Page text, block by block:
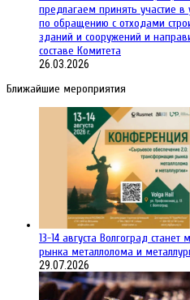
предлагаем принять участие
по обращению с отходами
зданий и сооружений и
составе Комитета
26.03.2026
Ближайшие мероприятия
13-14 августа Волгоград
рынка металлолома и
29.07.2026